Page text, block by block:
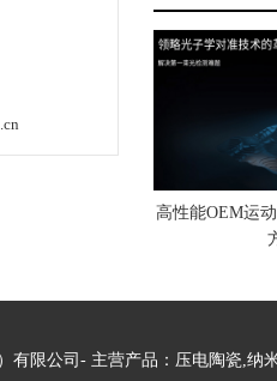
高性能OEM运
有限公司- 主营产品：压电陶瓷,